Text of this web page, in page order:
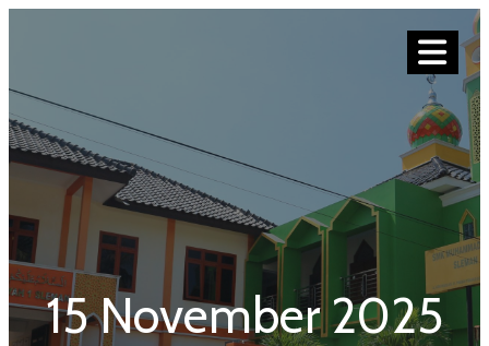
15 November 2025